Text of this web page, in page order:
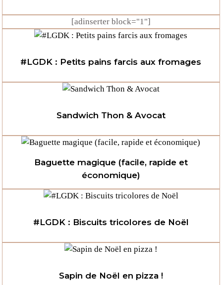
[adinserter block="1"]
#LGDK : Petits pains farcis aux fromages
Sandwich Thon & Avocat
Baguette magique (facile, rapide et
économique)
#LGDK : Biscuits tricolores de Noël
Sapin de Noël en pizza !